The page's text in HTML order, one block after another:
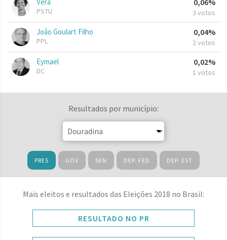
PSTU
0,06%
3 votos
João Goulart Filho
PPL
0,04%
2 votos
Eymael
DC
0,02%
1 votos
Resultados por município:
PRES GOV SEN DEP. FED DEP. EST
Mais eleitos e resultados das Eleições 2018 no Brasil:
RESULTADO NO PR